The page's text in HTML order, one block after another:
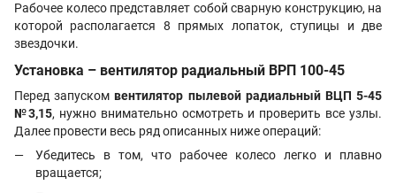
Рабочее колесо представляет собой сварную конструкцию, на
которой располагается 8 прямых лопаток, ступицы и две
звездочки.
Установка – вентилятор радиальный ВРП 100-45
Перед запускомвентилятор пылевой радиальный ВЦП 5-45
№3,15, нужно внимательно осмотреть и проверить все узлы.
Далее провести весь ряд описанных ниже операций:
Убедитесь в том, что рабочее колесо легко и плавно
вращается;